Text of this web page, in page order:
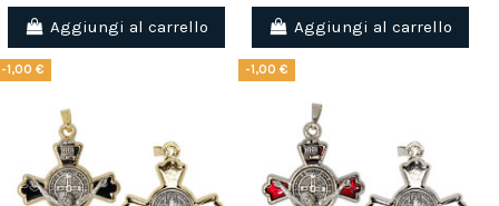
Aggiungi al carrello Aggiungi al carrello
-1,00 € -1,00 €